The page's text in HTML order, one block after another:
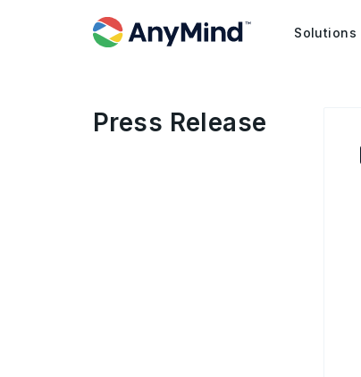
Solutions
Press Release